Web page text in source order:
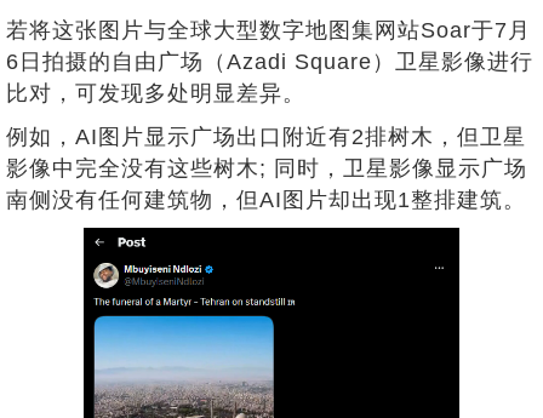
若将这张图片与全球大型数字地图集网站Soar于7月
6日拍摄的自由广场（Azadi Square）卫星影像进行
比对，可发现多处明显差异。
例如，AI图片显示广场出口附近有2排树木，但卫星
影像中完全没有这些树木; 同时，卫星影像显示广场
南侧没有任何建筑物，但AI图片却出现1整排建筑。